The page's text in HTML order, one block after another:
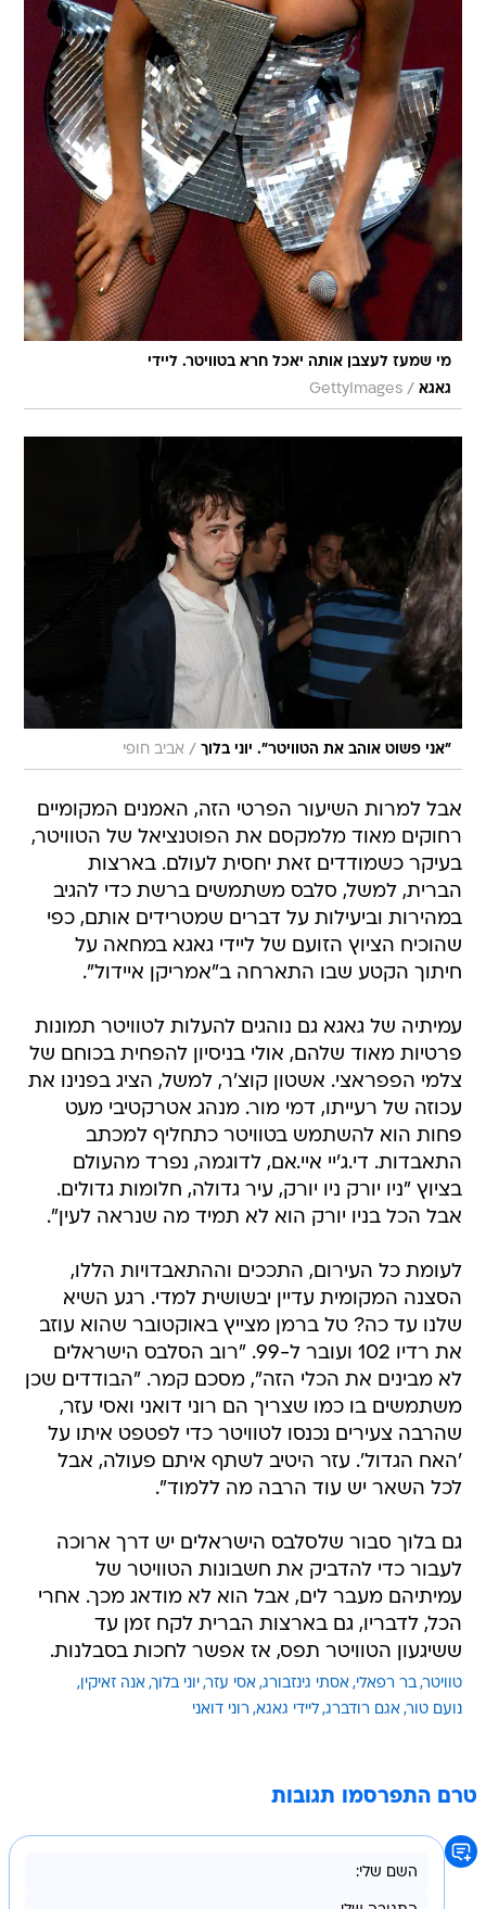
מי שמעז לעצבן אותה יאכל חרא בטוויטר. ליידי
גאגא /
GettyImages
"אני פשוט אוהב את הטוויטר". יוני בלוך / אביב חופי
אבל למרות השיעור הפרטי הזה, האמנים המקומיים
רחוקים מאוד מלמקסם את הפוטנציאל של הטוויטר,
בעיקר כשמודדים זאת יחסית לעולם. בארצות
הברית, למשל, סלבס משתמשים ברשת כדי להגיב
במהירות וביעילות על דברים שמטרידים אותם, כפי
שהוכיח הציוץ הזועם של ליידי גאגא במחאה על
חיתוך הקטע שבו התארחה ב"אמריקן איידול".
עמיתיה של גאגא גם נוהגים להעלות לטוויטר תמונות
פרטיות מאוד שלהם, אולי בניסיון להפחית בכוחם של
צלמי הפפראצי. אשטון קוצ'ר, למשל, הציג בפנינו את
עכוזה של רעייתו, דמי מור. מנהג אטרקטיבי מעט
פחות הוא להשתמש בטוויטר כתחליף למכתב
התאבדות. די.ג'יי איי.אם, לדוגמה, נפרד מהעולם
בציוץ "ניו יורק ניו יורק, עיר גדולה, חלומות גדולים.
אבל הכל בניו יורק הוא לא תמיד מה שנראה לעין".
לעומת כל העירום, התככים וההתאבדויות הללו,
הסצנה המקומית עדיין יבשושית למדי. רגע השיא
שלנו עד כה? טל ברמן מצייץ באוקטובר שהוא עוזב
את רדיו 102 ועובר ל-99. "רוב הסלבס הישראלים
לא מבינים את הכלי הזה", מסכם קמר. "הבודדים שכן
משתמשים בו כמו שצריך הם רוני דואני ואסי עזר,
שהרבה צעירים נכנסו לטוויטר כדי לפטפט איתו על
'האח הגדול'. עזר היטיב לשתף איתם פעולה, אבל
לכל השאר יש עוד הרבה מה ללמוד".
גם בלוך סבור שלסלבס הישראלים יש דרך ארוכה
לעבור כדי להדביק את חשבונות הטוויטר של
עמיתיהם מעבר לים, אבל הוא לא מודאג מכך. אחרי
הכל, לדבריו, גם בארצות הברית לקח זמן עד
ששיגעון הטוויטר תפס, אז אפשר לחכות בסבלנות.
טוויטר בר רפאלי אסתי גינזבורג אסי עזר יוני בלוך אנה זאיקין
נועם טור אגם רודברג ליידי גאגא רוני דואני
טרם התפרסמו תגובות